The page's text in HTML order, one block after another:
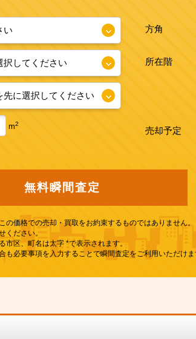
m2
方角
所在階
売却予定
無料瞬間査定
の価格での売却・買取をお約束するものではありません。
ください。
市区、町名は太字 *で表示されます。
も必要事項を入力することで瞬間査定をご利用いただけ